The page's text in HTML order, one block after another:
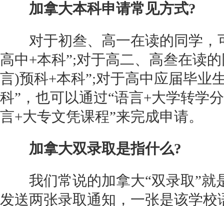
加拿大本科申请常见方式?
对于初叁、高一在读的同学，
高中+本科”;对于高二、高叁在读
言)预科+本科”;对于高中应届毕业
科”，也可以通过“语言+大学转学
言+大专文凭课程”来完成申请。
加拿大双录取是指什么?
我们常说的加拿大“双录取”就
发送两张录取通知，一张是该学